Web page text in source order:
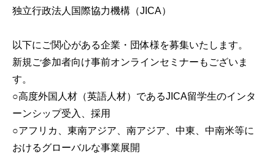
独立行政法人国際協力機構（JICA）
以下にご関心がある企業・団体様を募集いたします。
新規ご参加者向け事前オンラインセミナーもございま
す。
○高度外国人材（英語人材）であるJICA留学生のインタ
ーンシップ受入、採用
○アフリカ、東南アジア、南アジア、中東、中南米等に
おけるグローバルな事業展開